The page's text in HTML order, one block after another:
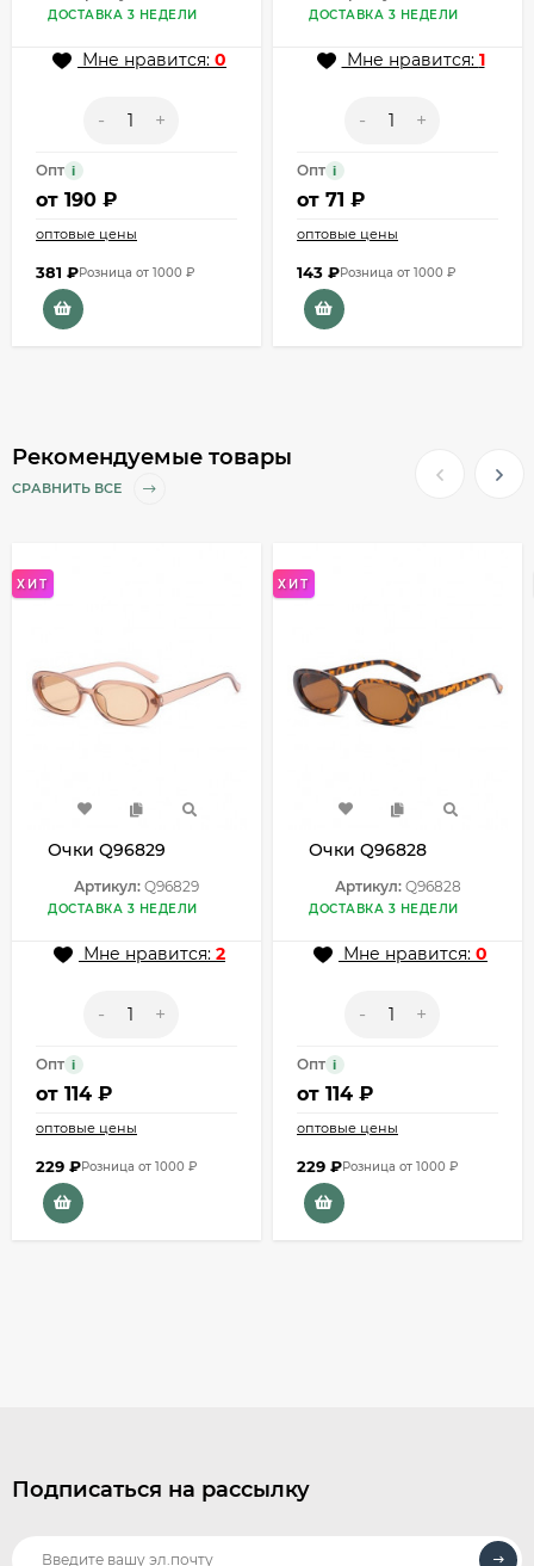
ДОСТАВКА 3 НЕДЕЛИ
Мне нравится: 0
- +
Опт i
от 190 ₽
оптовые цены
381 ₽Розница от 1000 ₽
ДОСТАВКА 3 НЕДЕЛИ
Мне нравится: 1
- +
Опт i
от 71 ₽
оптовые цены
143 ₽Розница от 1000 ₽
Рекомендуемые товары
СРАВНИТЬ ВСЕ
ХИТ
Очки Q96829
Артикул: Q96829
ДОСТАВКА 3 НЕДЕЛИ
Мне нравится: 2
- +
Опт i
от 114 ₽
оптовые цены
229 ₽Розница от 1000 ₽
ХИТ
Очки Q96828
Артикул:Q96828
ДОСТАВКА 3 НЕДЕЛИ
Мне нравится: 0
- +
Опт i
от 114 ₽
оптовые цены
229 ₽Розница от 1000 ₽
Подписаться на рассылку